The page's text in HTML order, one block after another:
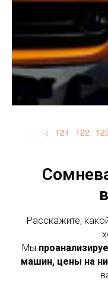
< 121 122
Расскажите,
Мы
машин, цены на